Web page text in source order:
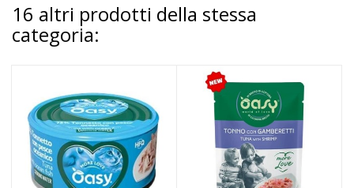
16 altri prodotti della stessa
categoria: